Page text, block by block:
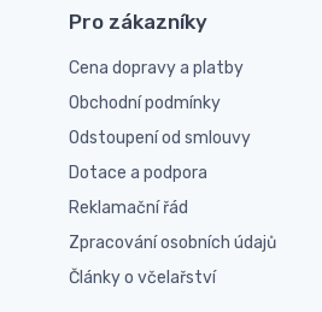
Pro zákazníky
Cena dopravy a platby
Obchodní podmínky
Odstoupení od smlouvy
Dotace a podpora
Reklamační řád
Zpracování osobních údajů
Články o včelařství